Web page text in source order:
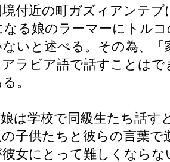
付近の町ガズィアンテ
なる娘のラーマーにトル
いと述べる。その為、
ラビア語で話すことは
。
は学校で同級生たち話す
子供たちと彼らの言葉
女にとって難しくなら